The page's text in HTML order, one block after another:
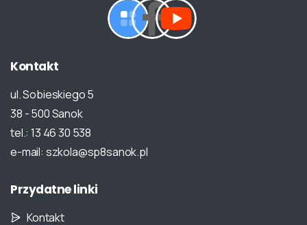
Kontakt
ul. Sobieskiego 5
38 - 500 Sanok
tel.: 13 46 30 538
e-mail: szkola@sp8sanok.pl
Przydatnelinki
Kontakt